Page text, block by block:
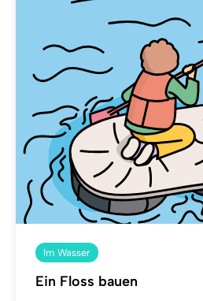
Im Wasser
Ein Floss bauen